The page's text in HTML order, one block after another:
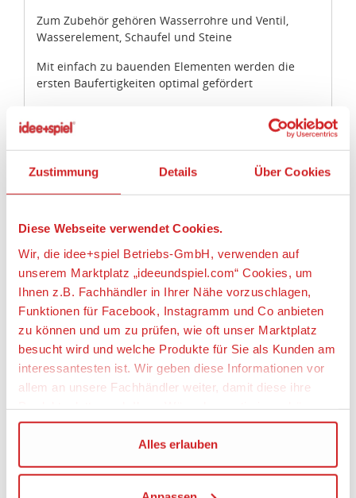
Zustimmung Details Über Cookies
Diese Webseite verwendet Cookies.
Wir, die idee+spiel Betriebs-GmbH, verwenden auf
unserem Marktplatz „ideeundspiel.com“ Cookies, um
Ihnen z.B. Fachhändler in Ihrer Nähe vorzuschlagen,
Funktionen für Facebook, Instagramm und Co anbieten
zu können und um zu prüfen, wie oft unser Marktplatz
besucht wird und welche Produkte für Sie als Kunden am
interessantesten ist. Wir geben diese Informationen vor
allem an unsere Fachhändler weiter, damit diese ihre
Wir verwenden den Google Tag Manager um weitere
Dienste einzubinden.
Alles erlauben
Zum Zubehör gehören Wasserrohre und Ventil,
Wasserelement, Schaufel und Steine
Mit einfach zu bauenden Elementen werden die
ersten Baufertigkeiten optimal gefördert
LEGO® Juniors ist der ideale Einstieg in die Welt des
Anzahl Teile
75
Geeignetes Alter
Ab 4 Jahre
Angaben zur Produktsicherheit:
Hersteller:
LEGO System A/S, Aastvej 1, 7190 Billund,
privacy.officer@LEGO.com